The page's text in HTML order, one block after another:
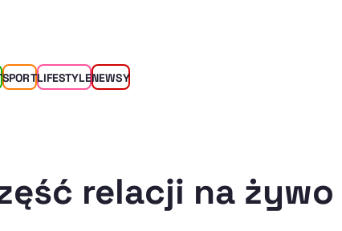
SPORTLIFESTYLENEWSY
relacji na